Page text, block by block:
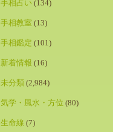
手相占い (134)
手相教室 (13)
手相鑑定 (101)
新着情報 (16)
未分類 (2,984)
気学・風水・方位 (80)
生命線 (7)